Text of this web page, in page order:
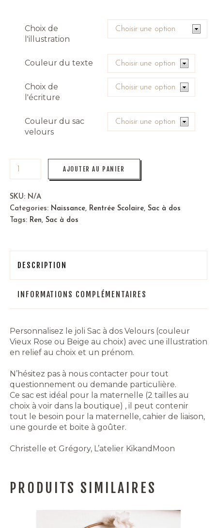
Choix de
l'illustration
Couleur du texte
Choix de
l'écriture
Couleur du sac
velours
AJOUTER AU PANIER
SKU: N/A
Categories: Naissance, Rentrée Scolaire, Sac à dos
Tags: Ren, Sac à dos
DESCRIPTION
INFORMATIONS COMPLÉMENTAIRES
Personnalisez le joli Sac à dos Velours (couleur
Vieux Rose ou Beige au choix) avec une illustration
en relief au choix et un prénom.
N’hésitez pas à nous contacter pour tout
questionnement ou demande particulière.
Ce sac est idéal pour la maternelle (2 tailles au
choix à voir dans la boutique) , il peut contenir
tout le besoin pour la maternelle, cahier de liaison,
une gourde et boite à goûter.
Christelle et Grégory, L’atelier KikandMoon
PRODUITS SIMILAIRES